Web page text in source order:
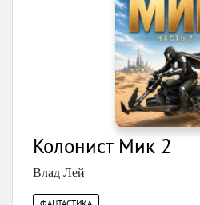
Колонист Мик 2
Влад Лей